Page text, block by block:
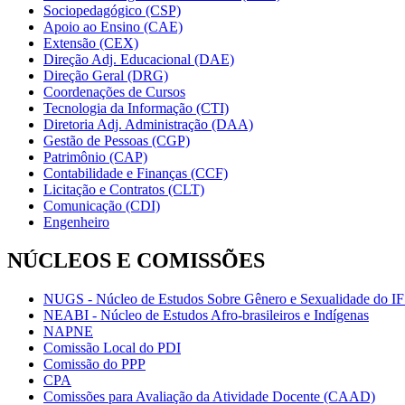
Sociopedagógico (CSP)
Apoio ao Ensino (CAE)
Extensão (CEX)
Direção Adj. Educacional (DAE)
Direção Geral (DRG)
Coordenações de Cursos
Tecnologia da Informação (CTI)
Diretoria Adj. Administração (DAA)
Gestão de Pessoas (CGP)
Patrimônio (CAP)
Contabilidade e Finanças (CCF)
Licitação e Contratos (CLT)
Comunicação (CDI)
Engenheiro
NÚCLEOS E COMISSÕES
NUGS - Núcleo de Estudos Sobre Gênero e Sexualidade do
NEABI - Núcleo de Estudos Afro-brasileiros e Indígenas
NAPNE
Comissão Local do PDI
Comissão do PPP
CPA
Comissões para Avaliação da Atividade Docente (CAAD)